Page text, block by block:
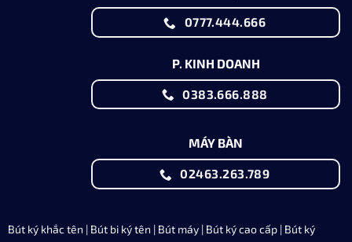
0777.444.666
P. KINH DOANH
0383.666.888
MÁY BÀN
02463.263.789
Bút ký khắc tên | Bút bi ký tên | Bút máy| Bút ký cao cấp| Bút ký